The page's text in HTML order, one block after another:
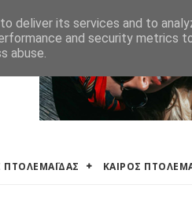
ΔΡΟΜΟΛΟΓΙΑ ΚΤΕΛ
ΠΤΟΛΕΜΑΪΔΑΣ ΚΑΙΡΟΣ
deliver its services and to
and security metrics
abuse.